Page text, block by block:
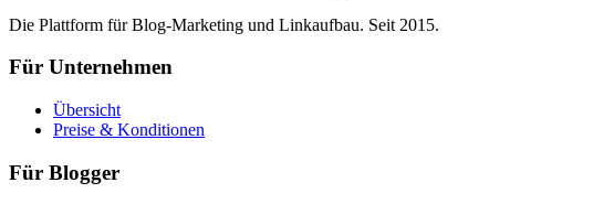
Die Plattform für Blog-Marketing und Linkaufbau. Seit 2015.
Für Unternehmen
Übersicht
Preise & Konditionen
Für Blogger